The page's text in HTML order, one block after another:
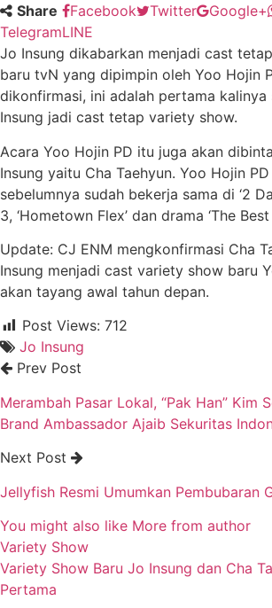
Share
Facebook Twitter Google+
TelegramLINE
Jo Insung dikabarkan menjadi cast
baru tvN yang dipimpin oleh Yoo Hojin
dikonfirmasi, ini adalah pertama
Insung jadi cast tetap variety show.
Acara Yoo Hojin PD itu juga akan
Insung yaitu Cha Taehyun. Yoo Hojin
sebelumnya sudah bekerja sama di ‘2
3, ‘Hometown Flex’ dan drama ‘The Best
Update: CJ ENM mengkonfirmasi Cha
Insung menjadi cast variety show baru
akan tayang awal tahun depan.
Post Views: 712
Jo Insung
Prev Post
Merambah Pasar Lokal, “Pak Han” Kim
Brand Ambassador Ajaib Sekuritas
Next Post
Jellyfish Resmi Umumkan Pembubaran
You might also like More from author
Variety Show
Variety Show Baru Jo Insung dan Cha
Pertama